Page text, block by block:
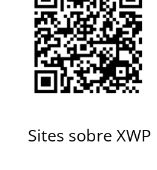
Sites sobre XWP